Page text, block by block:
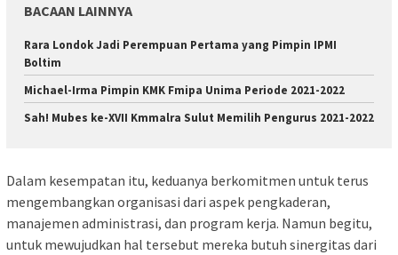
BACAAN LAINNYA
Rara Londok Jadi Perempuan Pertama yang Pimpin IPMI
Boltim
Michael-Irma Pimpin KMK Fmipa Unima Periode 2021-2022
Sah! Mubes ke-XVII Kmmalra Sulut Memilih Pengurus 2021-2022
Dalam kesempatan itu, keduanya berkomitmen untuk terus
mengembangkan organisasi dari aspek pengkaderan,
manajemen administrasi, dan program kerja. Namun begitu,
untuk mewujudkan hal tersebut mereka butuh sinergitas dari